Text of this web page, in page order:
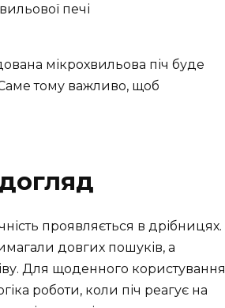
печі
мікрохвильова піч буде
тому важливо, щоб
проявляється в дрібницях.
довгих пошуків, а
Для щоденного користування
роботи, коли піч реагує на